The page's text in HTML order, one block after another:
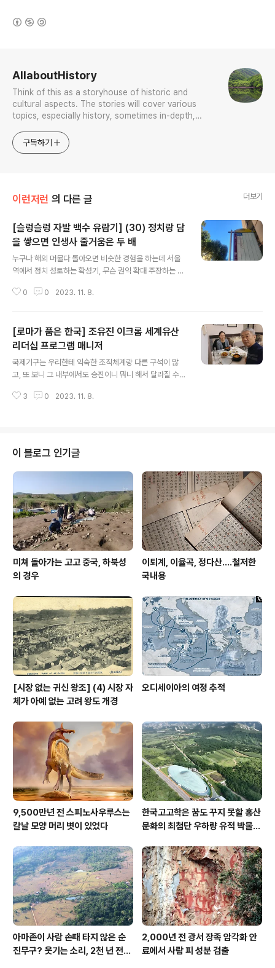
AllaboutHistory
Think of this as a storyhouse of historic and
cultural aspects. The stories will cover various
topics, especially history, sometimes in-depth,
approach will be to resist any common sense or
generalized viewpoint
구독하기
이런저런 의 다른 글 더보기
[슬렁슬렁 자발 백수 유람기] (30) 정치랑 담
을 쌓으면 인생사 줄거움은 두 배
누구나 해외 머물다 돌아오면 비슷한 경험을 하는데 서울
역에서 정치 성토하는 확성기, 무슨 권익 확대 주장하는 째
가 아무리 저에서 초연하고 싶어도 피할 데가 없는 데가 대
서 뇐네들까지 가세해 정치 성토하는 말을 듣지 못했다. 그
렇다고 이들이 민도가 낮아서일까? 그렇다고 우리가 민도
가 높아서일까? 아니면 내가 잠깐의 과객 방랑객이라서 피
상만 보았기 때문일까? 나와 있으니 정치는 자고로 이러해
야 한다는 헛소리 듣지 않아 좋다. 물론 불편한 점이 한둘이
리오만 그래도 저 꼴 안보니 속이나 시원하다. 로마 오니 신
0 0 2023. 11. 8.
[로마가 품은 한국] 조유진 이크롬 세계유산
리더십 프로그램 매니저
국제기구는 우리한테 익숙한 조직체계랑 다른 구석이 많
고, 또 보니 그 내부에서도 승진이니 뭐니 해서 달라질 수밖
마에 근거지를 둔 ICCROM 이라는 문화재 관련 국제기구
는 어느 정도에 해당하느냐 물은 적 있으니, 과장이나 부장
정도에 해당한다 한다. 그러고 보면 꽤 높은 자리를 차지한
셈인데, 우리 말로는 국제문화재보존복구연구센터 정도로
옮기는 저 국제기구에 안착한 느낌이 있다. 그 위로 실무를
총괄하는 사람이 있고, 그 위로 이 기구를 총괄하는 대빵 사
무총장이 있으니, 흔히..
3 0 2023. 11. 8.
이 블로그 인기글
미쳐 돌아가는 고고 중국, 하북성
의 경우
이퇴계, 이율곡, 정다산....철저한
국내용
[시장 없는 귀신 왕조] (4) 시장 자
체가 아예 없는 고려 왕도 개경
오디세이아의 여정 추적
9,500만년 전 스피노사우루스는
칼날 모양 머리 볏이 있었다
한국고고학은 꿈도 꾸지 못할 홍산
문화의 최첨단 우하량 유적 박물관
아마존이 사람 손때 타지 않은 순
진무구? 웃기는 소리, 2천 년 전에
2,000년 전 광서 장족 암각화 안
료에서 사람 피 성분 검출